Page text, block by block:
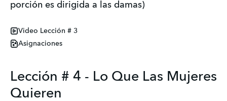
porción es dirigida a las damas)
Video Lección # 3
Asignaciones
Lección # 4 - Lo Que Las Mujeres
Quieren